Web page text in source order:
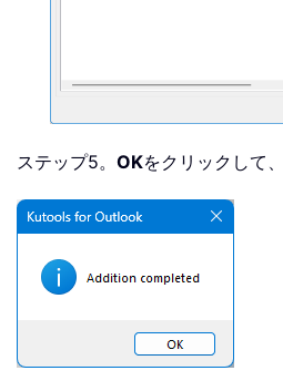
ステップ5。 OKをクリックして